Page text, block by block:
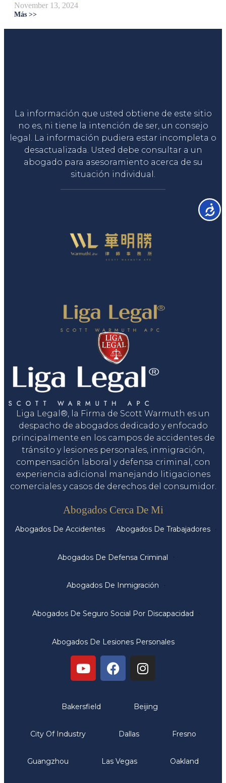
November 13, 2024
Más >>
La información que usted obtiene de este sitio
no es, ni tiene la intención de ser, un consejo
legal. La información pudiera estar incompleta o
desactualizada. Usted debe consultar a un
abogado para asesoramiento acerca de su
situación individual.
Liga Legal®, la Firma de Scott Warmuth es un
despacho de abogados dedicado y enfocado
principalmente en los campos de accidentes de
tránsito y lesiones personales, inmigración,
compensación laboral y defensa criminal, con
experiencia adicional manejando litigaciones
comerciales y casos de derechos del consumidor.
Abogados Cerca De Mi
Abogados De Accidentes Abogados De Trabajadores
Abogados De Defensa Criminal
Abogados De Inmigración
Abogados De Seguro Social Por Discapacidad
Abogados De Lesiones Personales
Bakersfield Beijing
City Of Industry Dallas Fresno
Guangzhou Las Vegas Oakland